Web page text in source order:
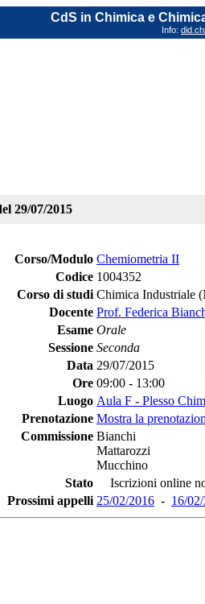
CdS in Chimica e
Info:
29/07/2015
Corso/Modulo Chemiometria II
Codice 1004352
Corso di studi Chimica Industriale
Docente Prof. Federica
Esame Orale
Sessione Seconda
Data 29/07/2015
Ore 09:00 - 13:00
Luogo Aula F - Plesso
Prenotazione Mostra la
Commissione Bianchi
Mattarozzi
Mucchino
Stato
Iscrizioni online
Prossimi appelli 25/02/2016 - 16/